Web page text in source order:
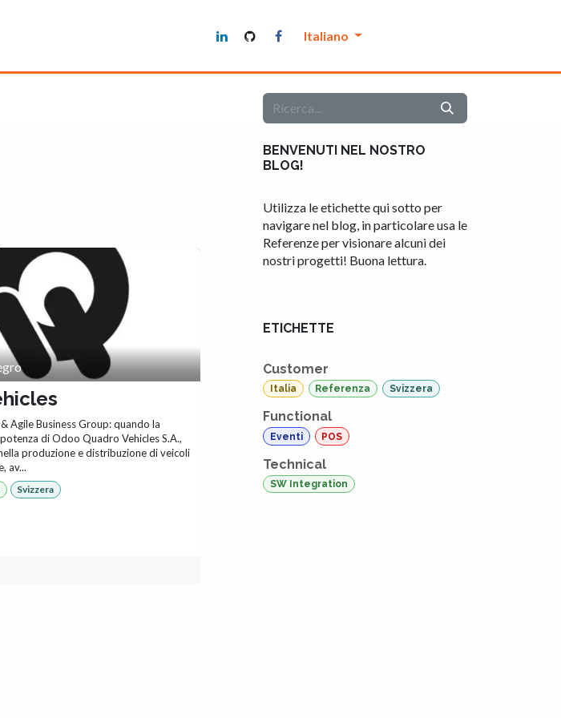
Manutenthor Italiano
Agile Business Group: quando la
di Odoo Quadro Vehicles S.A.,
produzione e distribuzione di veicoli
av...
Svizzera
BENVENUTI NEL NOSTRO
BLOG!
Utilizza le etichette qui sotto per
navigare nel blog, in particolare usa le
Referenze per visionare alcuni dei
nostri progetti! Buona lettura.
ETICHETTE
Customer
Italia Referenza Svizzera
Functional
Eventi POS
Technical
SW Integration